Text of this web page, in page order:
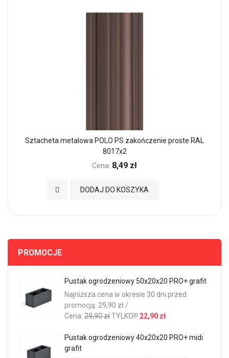
Sztacheta metalowa POLO PS zakończenie proste RAL
8017x2
Cena: 8,49 zł
DODAJ DO KOSZYKA
Dodaj do Ulubionych
PROMOCJE
Pustak ogrodzeniowy 50x20x20 PRO+ grafit
Najniższa cena w okresie 30 dni przed
promocją: 29,90 zł /
Cena: 29,90 złTYLKO!!! 22,90 zł
Pustak ogrodzeniowy 40x20x20 PRO+ midi
grafit